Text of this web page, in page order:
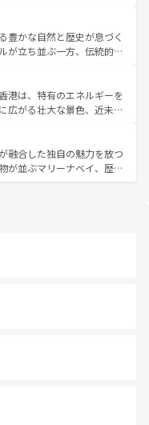
彩な魅力を心ゆくまで味
。 なお、新着の韓国情報はコンテンツ一
ハノイの古い町並みやホ
の建物も、独特の雰囲気を
ティの豊かさとおいしさで
ナムコーヒーなどは、ぜ
を訪れてもあたたかい人々
きっと忘れられない旅にな
豊かな自然と歴史が息づく
が立ち並ぶ一方、伝統的な
チェンマイなどの山岳地
プーケットやクラビの美し
むことができる。タイ料理
の季節にも異なる楽しみ
イの人々、仏教を中心とし
が、訪れる旅人を魅了し続
港は、特有のエネルギーを
広がる壮大な景色、近未来
。観光スポットが密集し
れるのも魅力。息をのむよ
、香港を存分に楽しみ尽く
融合した独自の魅力を放つ
が並ぶマリーナベイ、歴史
しめる外せないスポット